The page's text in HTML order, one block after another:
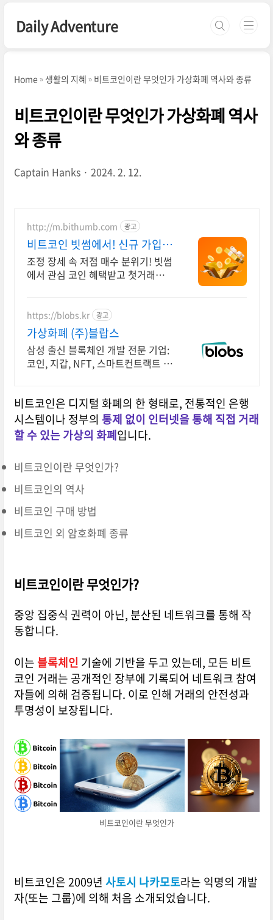
Daily Adventure
Home 생활의 지혜 비트코인이란 무엇인가 가상화폐 역사와 종류
비트코인이란 무엇인가 가상화폐 역사
와 종류
Captain Hanks 2024. 2. 12.
http://m.bithumb.com 광고
비트코인 빗썸에서! 신규 가입
시 5만원 혜택
조정 장세 속 저점 매수 분위기! 빗썸
에서 관심 코인 혜택받고 첫거래하세
https://blobs.kr 광고
가상화폐 (주)블랍스
삼성 출신 블록체인 개발 전문 기업:
코인, 지갑, NFT, 스마트컨트랙트 개
비트코인은 디지털 화폐의 한 형태로, 전통적인 은행
시스템이나 정부의 통제 없이 인터넷을 통해 직접 거래
할 수 있는 가상의 화폐입니다.
비트코인이란 무엇인가?
비트코인의 역사
비트코인 구매 방법
비트코인 외 암호화폐 종류
비트코인이란 무엇인가?
중앙 집중식 권력이 아닌, 분산된 네트워크를 통해 작
동합니다.
이는 블록체인 기술에 기반을 두고 있는데, 모든 비트
코인 거래는 공개적인 장부에 기록되어 네트워크 참여
자들에 의해 검증됩니다. 이로 인해 거래의 안전성과
투명성이 보장됩니다.
비트코인이란 무엇인가
비트코인은 2009년 사토시 나카모토라는 익명의 개발
자(또는 그룹)에 의해 처음 소개되었습니다.